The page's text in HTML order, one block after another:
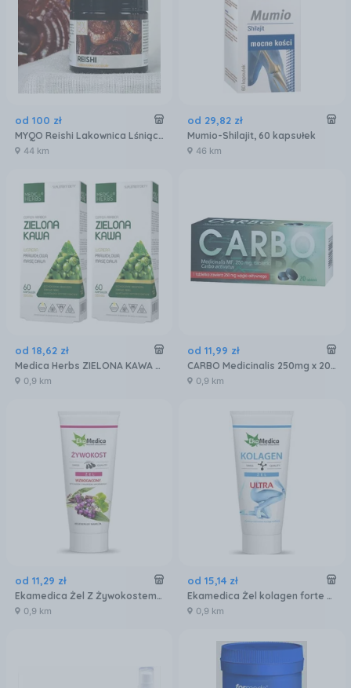
od 100 zł
MYQO Reishi Lakownica Lśniąca Ganoderma Lucidum BIO - 90k
44 km
od 29,82 zł
Mumio-Shilajit, 60 kapsułek
46 km
od 18,62 zł
Medica Herbs ZIELONA KAWA 550mg 60 kaps
0,9 km
od 11,99 zł
CARBO Medicinalis 250mg x 20 tabl.
0,9 km
od 11,29 zł
Ekamedica Żel Z Żywokostem 200ml
0,9 km
od 15,14 zł
Ekamedica Żel kolagen forte 200ml
0,9 km